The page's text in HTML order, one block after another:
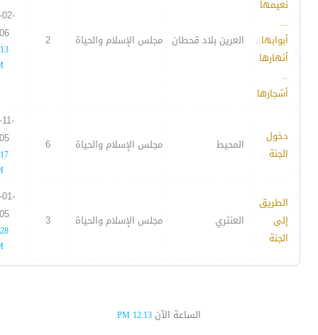
نعيمها
...
أبوابها..
أنهارها
..
أشجارها
العرين بلاد قحطان مجلس الإسلام والحياة 2
دخول
الجنة
المحيط مجلس الإسلام والحياة 6
الطريق
إلى
الجنة
العنثري مجلس الإسلام والحياة 3
الساعة الآن 12:13 PM